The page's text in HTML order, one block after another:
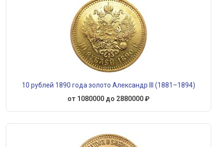
10 рублей 1890 года золото Александр III (1881–1894)
от 1080000 до 2880000 ₽